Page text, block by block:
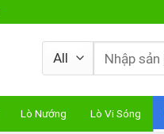
Tìm
kiếm:
Lò Nướng Lò Vi Sóng